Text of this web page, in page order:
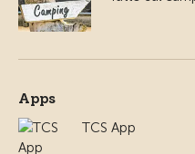
Apps
TCS App